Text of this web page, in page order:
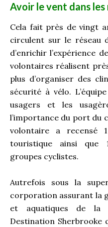
Avoir le vent dans les
Cela fait près de vingt
circulent sur le réseau
d’enrichir l’expérience
volontaires réalisent
plus d’organiser des
sécurité à vélo.
usagers et les
l’importance du port du
volontaire a recensé
touristique ainsi que
groupes cyclistes.
Autrefois sous la
corporation assurant la
et aquatiques de la
Destination Sherbrooke